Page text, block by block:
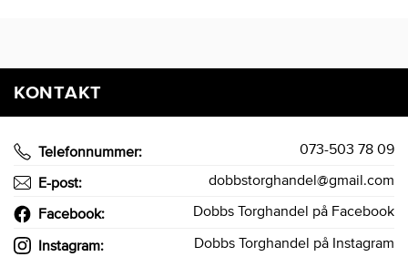
KONTAKT
Telefonnummer: 073-503 78 09
E-post: dobbstorghandel@gmail.com
Facebook: Dobbs Torghandel på Facebook
Instagram: Dobbs Torghandel på Instagram